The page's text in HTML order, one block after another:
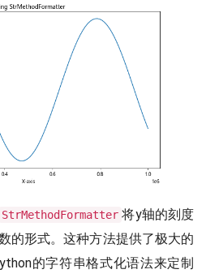
StrMethodFormatter 将y轴的刻度
的形式。这种方法提供了极大的
的字符串格式化语法来定制